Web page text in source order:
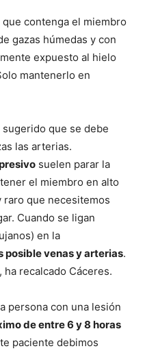
contenga el miembro
gazas húmedas y con
expuesto al hielo
mantenerlo en
sugerido que se debe
las arterias.
suelen parar la
el miembro en alto
raro que necesitemos
Cuando se ligan
en la
posible venas y arterias.
recalcado Cáceres.
persona con una lesión
de entre 6 y 8 horas
paciente debimos